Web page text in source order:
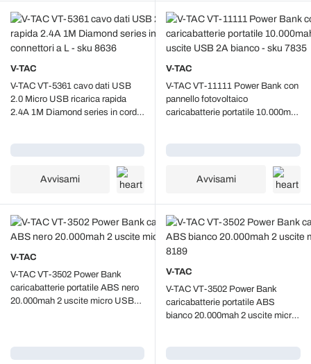
V-TAC
V-TAC VT-5361 cavo dati USB
2.0 Micro USB ricarica rapida
2.4A 1M Diamond series in corda
Avvisami
V-TAC
V-TAC VT-11111 Power Bank con
pannello fotovoltaico
caricabatterie portatile 10.000mah
Avvisami
V-TAC
V-TAC VT-3502 Power Bank
caricabatterie portatile ABS nero
20.000mah 2 uscite micro USB
V-TAC
V-TAC VT-3502 Power Bank
caricabatterie portatile ABS
bianco 20.000mah 2 uscite micro